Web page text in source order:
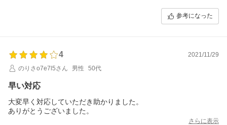
参考になった
4
2021/11/29
のりさo7e7l5さん
男性 50代
早い対応
大変早く対応していただき助かりました。
ありがとうございました。
さらに表示